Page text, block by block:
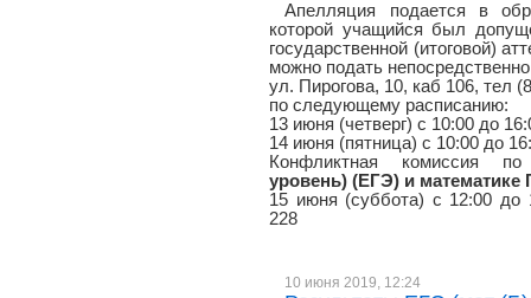
Апелляция подается в
которой учащийся был
государственной (итоговой)
можно подать
ул. Пирогова, 10, каб 106, тел
по следующему расписанию:
13 июня (четверг) с 10:00 до
14 июня (пятница) с 10:00 до
Конфликтная комиссия
уровень) (ЕГЭ) и математике
15 июня (суббота) с 12:00 до
228
10 июня 2019, 12:24